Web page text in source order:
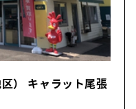
） キャラット尾張